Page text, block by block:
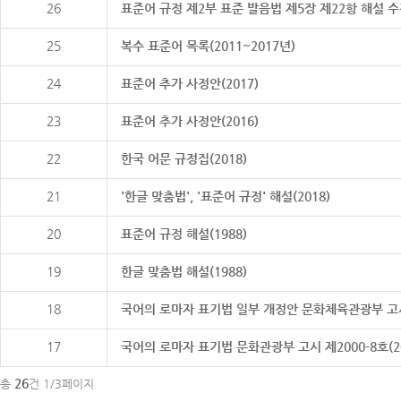
26 표준어 규정 제2부 표준 발음법 제5장 제22항 해설
25 복수 표준어 목록(2011~2017년)
24 표준어 추가 사정안(2017)
23 표준어 추가 사정안(2016)
22 한국 어문 규정집(2018)
21 '한글 맞춤법', '표준어 규정' 해설(2018)
20 표준어 규정 해설(1988)
19 한글 맞춤법 해설(1988)
18 국어의 로마자 표기법 일부 개정안 문화체육관광부
17 국어의 로마자 표기법 문화관광부 고시 제2000-8호
총 26건 1/3페이지